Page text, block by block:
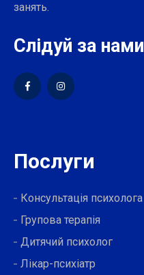
занять.
Слідуй за нами
Послуги
Консультація психолога
Групова терапія
Дитячий психолог
Лікар-психіатр